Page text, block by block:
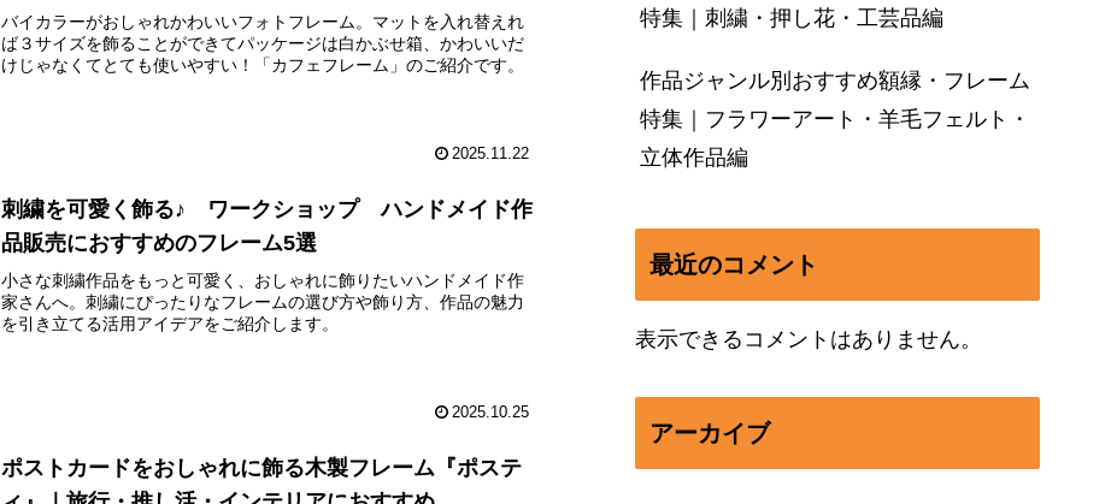
バイカラーがおしゃれかわいいフォトフレーム。マットを入れ替えれ
ば３サイズを飾ることができてパッケージは白かぶせ箱、かわいいだ
けじゃなくてとても使いやすい！「カフェフレーム」のご紹介です。
2025.11.22
刺繍を可愛く飾る♪ ワークショップ ハンドメイド作
品販売におすすめのフレーム5選
小さな刺繍作品をもっと可愛く、おしゃれに飾りたいハンドメイド作
家さんへ。刺繍にぴったりなフレームの選び方や飾り方、作品の魅力
を引き立てる活用アイデアをご紹介します。
2025.10.25
ポストカードをおしゃれに飾る木製フレーム『ポステ
特集｜刺繍・押し花・工芸品編
作品ジャンル別おすすめ額縁・フレーム
特集｜フラワーアート・羊毛フェルト・
立体作品編
最近のコメント
表示できるコメントはありません。
アーカイブ